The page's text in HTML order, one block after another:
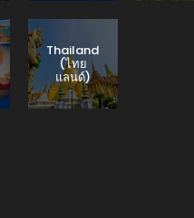
Thailand
(ไทย
แลนด์)